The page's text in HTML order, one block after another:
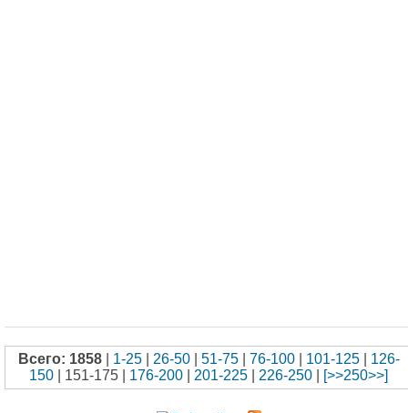
Всего: 1858| 1-25| 26-50| 51-75| 76-100| 101-125| 126-
150 | 151-175 | 176-200 201-225 226-250 [>>250>>]